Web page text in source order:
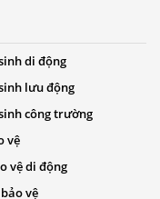
di động
lưu động
công trường
vệ
vệ di động
vệ